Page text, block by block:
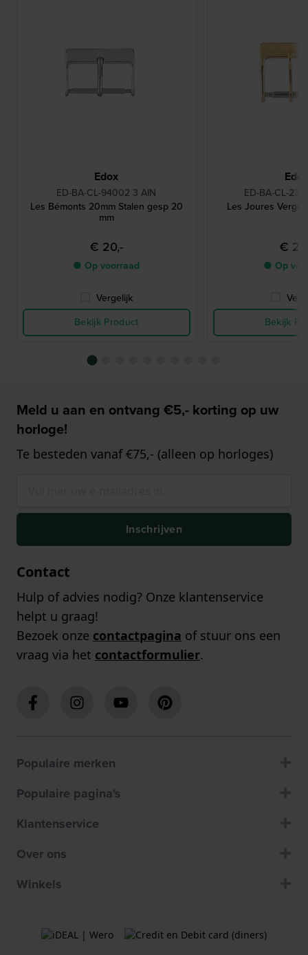
Edox
ED-BA-CL-94002 3 AIN
Les Bémonts 20mm Stalen gesp 20
mm
€ 20,-
● Op voorraad
Vergelijk
Bekijk Product
Edox
ED-BA-CL-
Les Joures
€
● Op
Bekijk
Meld u aan en ontvang €5,- korting op uw
horloge!
Te besteden vanaf €75,- (alleen op horloges)
Inschrijven
Contact
Hulp of advies nodig? Onze klantenservice
helpt u graag!
Bezoek onze contactpagina of stuur ons een
vraag via het contactformulier.
Populaire merken
Populaire pagina's
Klantenservice
Over ons
Winkels